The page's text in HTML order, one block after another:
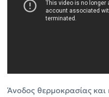
Άνοδος θερμοκρασίας